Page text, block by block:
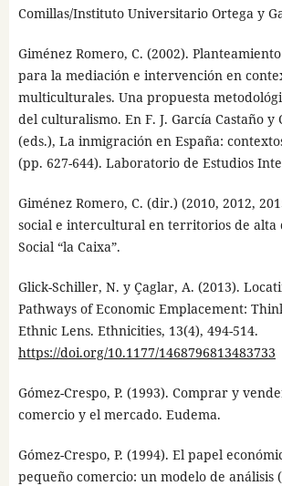
Comillas/Instituto Universitario Ortega y
Giménez Romero, C. (2002).
para la mediación e intervención en
multiculturales. Una propuesta
del culturalismo. En F. J. García Castaño y
(eds.), La inmigración en España:
(pp. 627-644). Laboratorio de Estudios
Giménez Romero, C. (dir.) (2010, 2012,
social e intercultural en territorios de alta
Social “la Caixa”.
Glick-Schiller, N. y Çaglar, A. (2013).
Pathways of Economic Emplacement:
Ethnic Lens. Ethnicities, 13(4), 494-514.
https://doi.org/10.1177/1468796813483733
Gómez-Crespo, P. (1993). Comprar y
comercio y el mercado. Eudema.
Gómez-Crespo, P. (1994). El papel
pequeño comercio: un modelo de análisis